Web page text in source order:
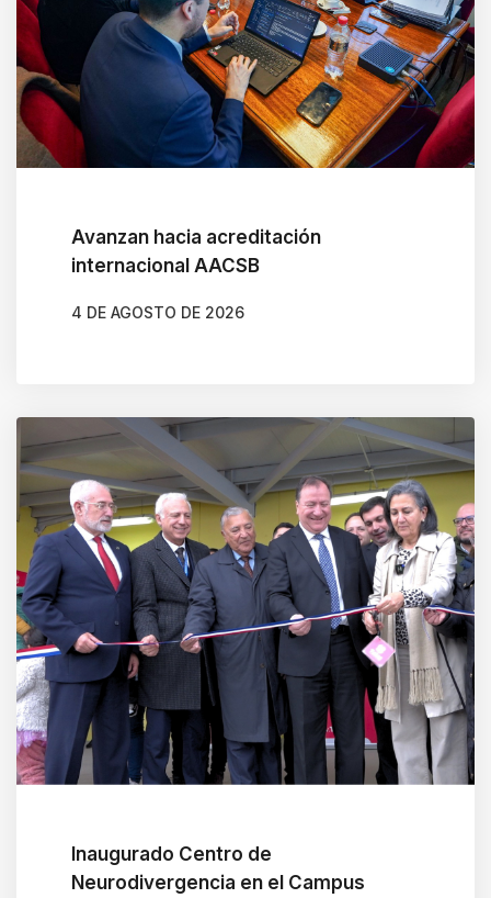
Avanzan hacia acreditación
internacional AACSB
4 DE AGOSTO DE 2026
Inaugurado Centro de
Neurodivergencia en el Campus